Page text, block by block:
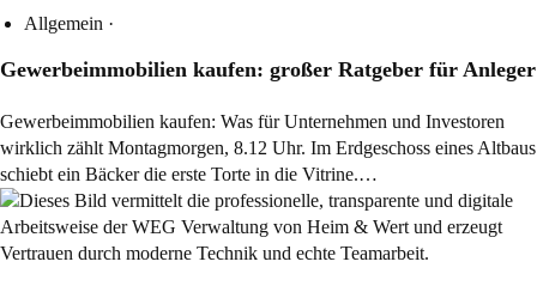
Allgemein ·
Gewerbeimmobilien kaufen: großer Ratgeber für Anleger
Gewerbeimmobilien kaufen: Was für Unternehmen und Investoren
wirklich zählt Montagmorgen, 8.12 Uhr. Im Erdgeschoss eines Altbaus
schiebt ein Bäcker die erste Torte in die Vitrine.…